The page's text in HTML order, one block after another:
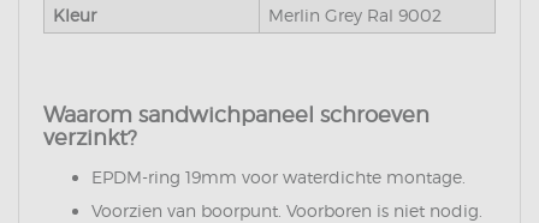
Kleur Merlin Grey Ral 9002
Waarom sandwichpaneel schroeven
verzinkt?
EPDM-ring 19mm voor waterdichte montage.
Voorzien van boorpunt. Voorboren is niet nodig.